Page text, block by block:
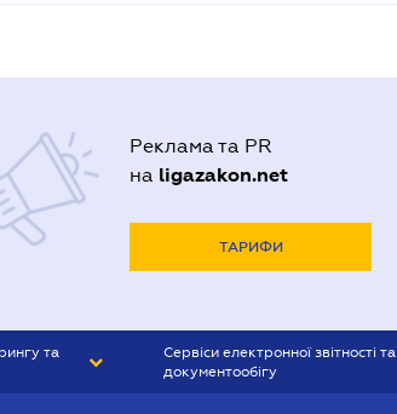
Реклама та PR
на ligazakon.net
ТАРИФИ
та
Сервіси електронної звітності та
документообігу